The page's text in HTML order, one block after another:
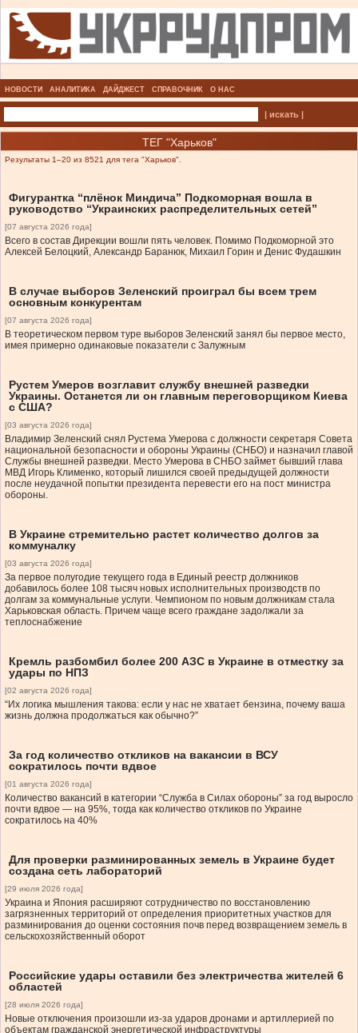
НОВОСТИ АНАЛИТИКА ДАЙДЖЕСТ СПРАВОЧНИК О НАС
| искать |
ТЕГ "Харьков"
Результаты 1–20 из 8521 для тега "Харьков".
Фигурантка “плёнок Миндича” Подкоморная вошла в
руководство “Украинских распределительных сетей”
[07 августа 2026 года]
Всего в состав Дирекции вошли пять человек. Помимо Подкоморной это
Алексей Белоцкий, Александр Баранюк, Михаил Горин и Денис Фудашкин
В случае выборов Зеленский проиграл бы всем трем
основным конкурентам
[07 августа 2026 года]
В теоретическом первом туре выборов Зеленский занял бы первое место,
имея примерно одинаковые показатели с Залужным
Рустем Умеров возглавит службу внешней разведки
Украины. Останется ли он главным переговорщиком Киева
с США?
[03 августа 2026 года]
Владимир Зеленский снял Рустема Умерова с должности секретаря Совета
национальной безопасности и обороны Украины (СНБО) и назначил главой
Службы внешней разведки. Место Умерова в СНБО займет бывший глава
МВД Игорь Клименко, который лишился своей предыдущей должности
после неудачной попытки президента перевести его на пост министра
обороны.
В Украине стремительно растет количество долгов за
коммуналку
[03 августа 2026 года]
За первое полугодие текущего года в Единый реестр должников
добавилось более 108 тысяч новых исполнительных производств по
долгам за коммунальные услуги. Чемпионом по новым должникам стала
Харьковская область. Причем чаще всего граждане задолжали за
теплоснабжение
Кремль разбомбил более 200 АЗС в Украине в отместку за
удары по НПЗ
[02 августа 2026 года]
“Их логика мышления такова: если у нас не хватает бензина, почему ваша
жизнь должна продолжаться как обычно?”
За год количество откликов на вакансии в ВСУ
сократилось почти вдвое
[01 августа 2026 года]
Количество вакансий в категории “Служба в Силах обороны” за год выросло
почти вдвое — на 95%, тогда как количество откликов по Украине
сократилось на 40%
Для проверки разминированных земель в Украине будет
создана сеть лабораторий
[29 июля 2026 года]
Украина и Япония расширяют сотрудничество по восстановлению
загрязненных территорий от определения приоритетных участков для
разминирования до оценки состояния почв перед возвращением земель в
сельскохозяйственный оборот
Российские удары оставили без электричества жителей 6
областей
[28 июля 2026 года]
Новые отключения произошли из-за ударов дронами и артиллерией по
объектам гражданской энергетической инфраструктуры